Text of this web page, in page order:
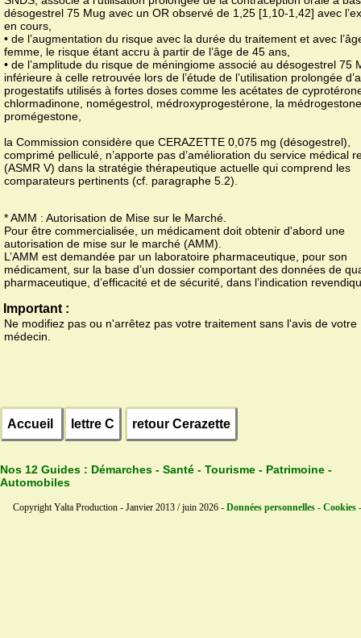
désogestrel 75 Mug avec un OR observé de 1,25 [1,10-1,42] avec
en cours,
• de l’augmentation du risque avec la durée du traitement et avec
femme, le risque étant accru à partir de l’âge de 45 ans,
• de l’amplitude du risque de méningiome associé au désogestrel 75
inférieure à celle retrouvée lors de l’étude de l’utilisation prolongée
progestatifs utilisés à fortes doses comme les acétates de
chlormadinone, nomégestrol, médroxyprogestérone, la
promégestone,
la Commission considère que CERAZETTE 0,075 mg (désogestrel),
comprimé pelliculé, n’apporte pas d’amélioration du service médical
(ASMR V) dans la stratégie thérapeutique actuelle qui comprend les
comparateurs pertinents (cf. paragraphe 5.2).
* AMM : Autorisation de Mise sur le Marché.
Pour être commercialisée, un médicament doit obtenir d'abord une
autorisation de mise sur le marché (AMM).
L’AMM est demandée par un laboratoire pharmaceutique, pour son
médicament, sur la base d’un dossier comportant des données de
pharmaceutique, d’efficacité et de sécurité, dans l’indication
Important :
Ne modifiez pas ou n'arrêtez pas votre traitement sans l'avis de votre
médecin.
Accueil lettre C retour Cerazette
Nos 12 Guides : Démarches - Santé - Tourisme - Patrimoine -
Automobiles
Copyright Yalta Production - Janvier 2013 / juin 2026 - Données personnelles - Cookies